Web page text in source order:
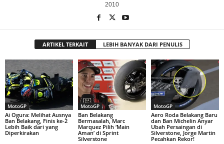
2010
ARTIKEL TERKAIT LEBIH BANYAK DARI PENULIS
MotoGP
Ai Ogura: Melihat Ausnya
Ban Belakang, Finis ke-2
Lebih Baik dari yang
Diperkirakan
MotoGP
Ban Belakang
Bermasalah, Marc
Marquez Pilih ‘Main
Aman’ di Sprint
Silverstone
MotoGP
Aero Roda Belakang Baru
dan Ban Michelin Anyar
Ubah Persaingan di
Silverstone, Jorge Martin
Pecahkan Rekor!